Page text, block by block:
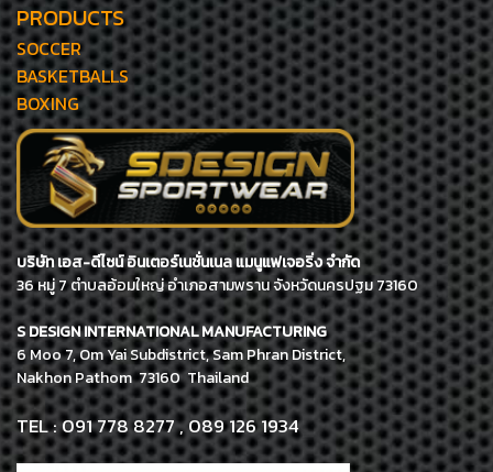
PRODUCTS
SOCCER
BASKETBALLS
BOXING
บริษัท เอส-ดีไซน์ อินเตอร์เนชั่นเนล แมนูแฟเจอริ่ง จำกัด
36 หมู่ 7 ตำบลอ้อมใหญ่ อำเภอสามพราน จังหวัดนครปฐม 73160
S DESIGN INTERNATIONAL MANUFACTURING
6 Moo 7, Om Yai Subdistrict, Sam Phran District,
Nakhon Pathom 73160 Thailand
TEL : 091 778 8277 , 089 126 1934